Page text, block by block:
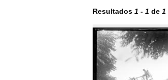
Resultados 1 - 1 de 1